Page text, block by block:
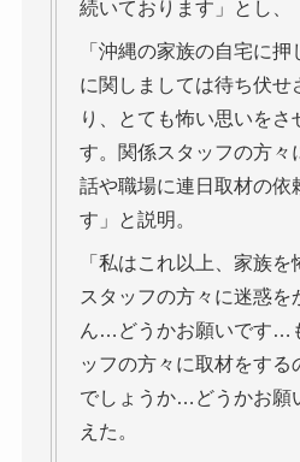
続いております」とし、
「沖縄の家族の自宅に
に関しましては待ち伏せ
り、とても怖い思いをさ
す。関係スタッフの方々
話や職場に連日取材の依
す」と説明。
「私はこれ以上、家族
スタッフの方々に迷惑を
ん…どうかお願いです…
ッフの方々に取材をする
でしょうか…どうかお
えた。